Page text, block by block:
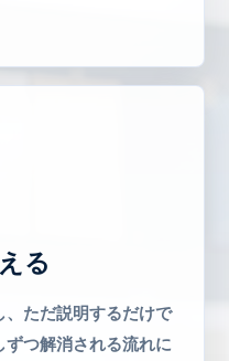
る
、ただ説明するだけで
つ解消される流れに